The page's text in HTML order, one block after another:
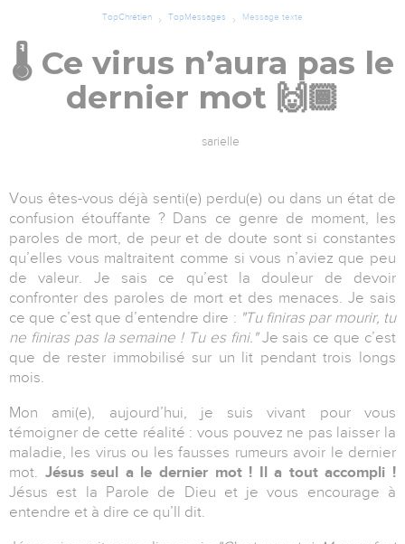
TopChrétien TopMessages Message texte
🌡 Ce virus n’aura pas le
dernier mot 🙌🏾
sarielle
Vous êtes-vous déjà senti(e) perdu(e) ou dans un état de
confusion étouffante ? Dans ce genre de moment, les
paroles de mort, de peur et de doute sont si constantes
qu’elles vous maltraitent comme si vous n’aviez que peu
de valeur. Je sais ce qu’est la douleur de devoir
confronter des paroles de mort et des menaces. Je sais
ce que c’est que d’entendre dire : "Tu finiras par mourir, tu
ne finiras pas la semaine ! Tu es fini."Je sais ce que c’est
que de rester immobilisé sur un lit pendant trois longs
mois.
Mon ami(e), aujourd’hui, je suis vivant pour vous
témoigner de cette réalité : vous pouvez ne pas laisser la
maladie, les virus ou les fausses rumeurs avoir le dernier
mot. Jésus seul a le dernier mot ! Ila tout accompli !
Jésus est la Parole de Dieu et je vous encourage à
entendre et à dire ce qu’Il dit.